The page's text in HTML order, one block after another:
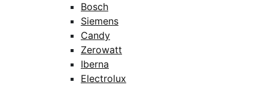
Bosch
Siemens
Candy
Zerowatt
Iberna
Electrolux